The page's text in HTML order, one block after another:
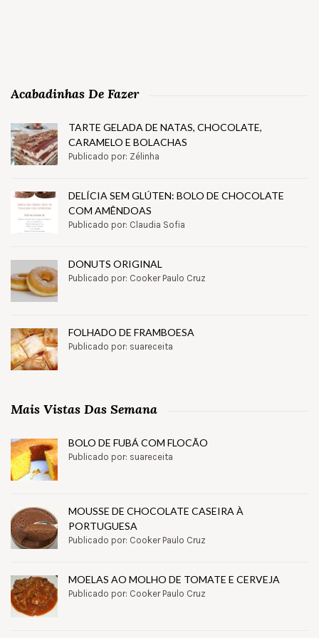
Acabadinhas De Fazer
TARTE GELADA DE NATAS, CHOCOLATE,
CARAMELO E BOLACHAS
Publicado por: Zélinha
DELÍCIA SEM GLÚTEN: BOLO DE CHOCOLATE
COM AMÊNDOAS
Publicado por: Claudia Sofia
DONUTS ORIGINAL
Publicado por: Cooker Paulo Cruz
FOLHADO DE FRAMBOESA
Publicado por: suareceita
Mais Vistas Das Semana
BOLO DE FUBÁ COM FLOCÃO
Publicado por: suareceita
MOUSSE DE CHOCOLATE CASEIRA À
PORTUGUESA
Publicado por: Cooker Paulo Cruz
MOELAS AO MOLHO DE TOMATE E CERVEJA
Publicado por: Cooker Paulo Cruz